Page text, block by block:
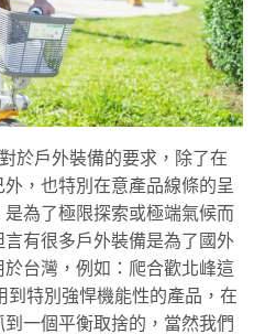
於戶外裝備的要求，除了在
，也特別在意產品線條的呈
為了極限探索或極端氣候而
有很多戶外裝備是為了國外
台灣，例如：爬合歡北峰這
到特別強悍機能性的產品，在
一個平衡取捨的，當然我們